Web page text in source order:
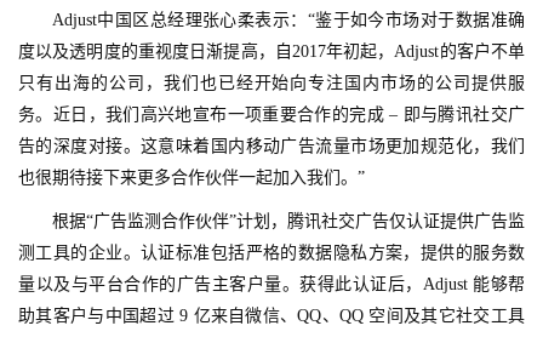
单
机
游
戏
闲
游
戏
Adjust中国区总经理张心柔表示：“鉴于如今市场对于数据准确
度以及透明度的重视度日渐提高，自2017年初起，Adjust的客户不单
只有出海的公司，我们也已经开始向专注国内市场的公司提供服
务。近日，我们高兴地宣布一项重要合作的完成 – 即与腾讯社交广
告的深度对接。这意味着国内移动广告流量市场更加规范化，我们
也很期待接下来更多合作伙伴一起加入我们。”
根据“广告监测合作伙伴”计划，腾讯社交广告仅认证提供广告监
测工具的企业。认证标准包括严格的数据隐私方案，提供的服务数
量以及与平台合作的广告主客户量。获得此认证后，Adjust 能够帮
助其客户与中国超过 9 亿来自微信、QQ、QQ 空间及其它社交工具